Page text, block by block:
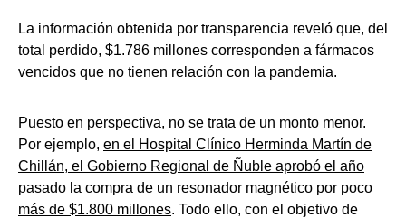
La información obtenida por transparencia reveló que, del
total perdido, $1.786 millones corresponden a fármacos
vencidos que no tienen relación con la pandemia.
Puesto en perspectiva, no se trata de un monto menor.
Por ejemplo, en el Hospital Clínico Herminda Martín de
Chillán, el Gobierno Regional de Ñuble aprobó el año
pasado la compra de un resonador magnético por poco
más de $1.800 millones. Todo ello, con el objetivo de